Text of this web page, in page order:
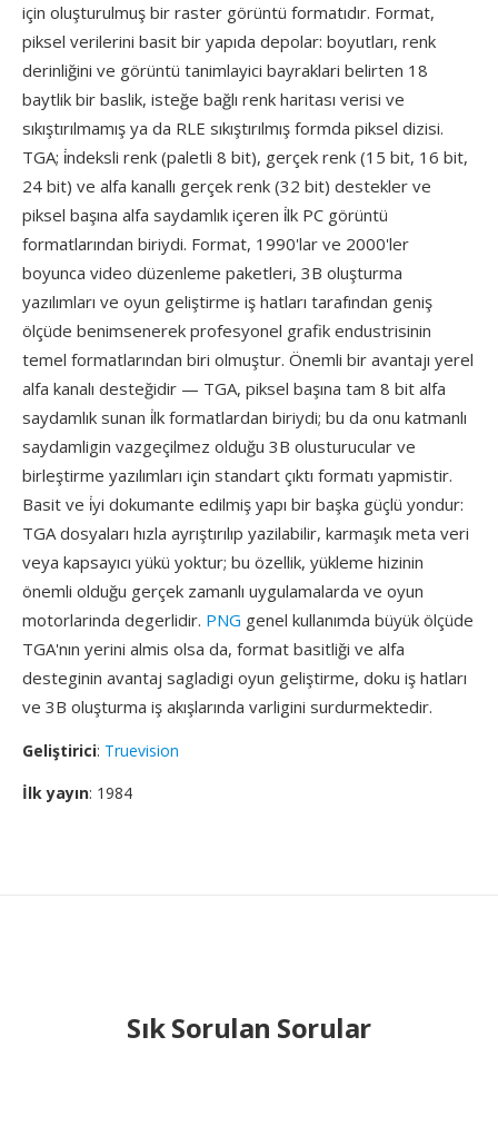
için oluşturulmuş bir raster görüntü formatıdır. Format,
piksel verilerini basit bir yapıda depolar: boyutları, renk
derinliğini ve görüntü tanimlayici bayraklari belirten 18
baytlik bir baslik, isteğe bağlı renk haritası verisi ve
sıkıştırılmamış ya da RLE sıkıştırılmış formda piksel dizisi.
TGA; i̇ndeksli renk (paletli 8 bit), gerçek renk (15 bit, 16 bit,
24 bit) ve alfa kanallı gerçek renk (32 bit) destekler ve
piksel başına alfa saydamlık içeren i̇lk PC görüntü
formatlarından biriydi. Format, 1990'lar ve 2000'ler
boyunca video düzenleme paketleri, 3B oluşturma
yazılımları ve oyun geliştirme iş hatları tarafından geniş
ölçüde benimsenerek profesyonel grafik endustrisinin
temel formatlarından biri olmuştur. Önemli bir avantajı yerel
alfa kanalı desteğidir — TGA, piksel başına tam 8 bit alfa
saydamlık sunan i̇lk formatlardan biriydi; bu da onu katmanlı
saydamligin vazgeçilmez olduğu 3B olusturucular ve
birleştirme yazılımları için standart çıktı formatı yapmistir.
Basit ve i̇yi dokumante edilmiş yapı bir başka güçlü yondur:
TGA dosyaları hızla ayrıştırılıp yazilabilir, karmaşık meta veri
veya kapsayıcı yükü yoktur; bu özellik, yükleme hizinin
önemli olduğu gerçek zamanlı uygulamalarda ve oyun
motorlarinda degerlidir. PNG genel kullanımda büyük ölçüde
TGA'nın yerini almis olsa da, format basitliği ve alfa
desteginin avantaj sagladigi oyun geliştirme, doku iş hatları
ve 3B oluşturma iş akışlarında varligini surdurmektedir.
Geliştirici: Truevision
İlk yayın: 1984
Sık Sorulan Sorular